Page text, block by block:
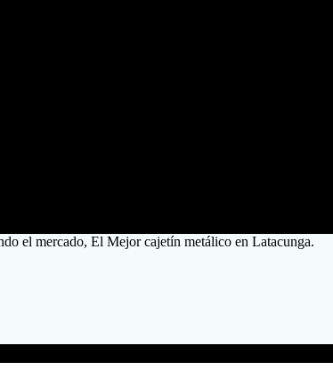
el mercado, El Mejor cajetín metálico en Latacunga.